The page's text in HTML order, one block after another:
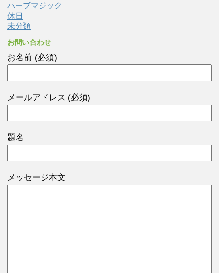
ハーブマジック
休日
未分類
お問い合わせ
お名前 (必須)
メールアドレス (必須)
題名
メッセージ本文